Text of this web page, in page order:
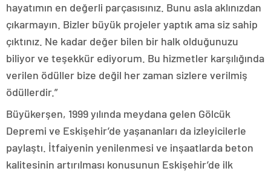
hayatımın en değerli parçasısınız. Bunu asla aklınızdan
çıkarmayın. Bizler büyük projeler yaptık ama siz sahip
çıktınız. Ne kadar değer bilen bir halk olduğunuzu
biliyor ve teşekkür ediyorum. Bu hizmetler karşılığında
verilen ödüller bize değil her zaman sizlere verilmiş
ödüllerdir.”
Büyükerşen, 1999 yılında meydana gelen Gölcük
Depremi ve Eskişehir’de yaşananları da izleyicilerle
paylaştı. İtfaiyenin yenilenmesi ve inşaatlarda beton
kalitesinin artırılması konusunun Eskişehir’de ilk